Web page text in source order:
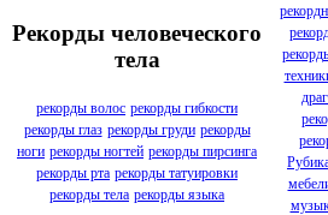
Рекорды человеческого
тела
рекорды волос рекорды гибкости
рекорды глаз рекорды груди рекорды
ноги рекорды ногтей рекорды пирсинга
рекорды рта рекорды татуировки
рекорды тела рекорды языка